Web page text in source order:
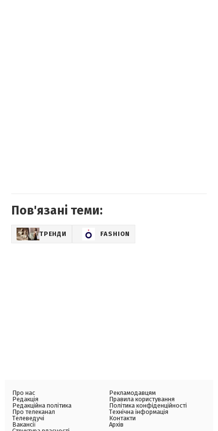
Пов'язані теми:
ТРЕНДИ FASHION
Про нас
Редакція
Редакційна політика
Про телеканал
Телеведучі
Вакансії
Рекламодавцям
Правила користування
Політика конфіденційності
Технічна інформація
Контакти
Архів